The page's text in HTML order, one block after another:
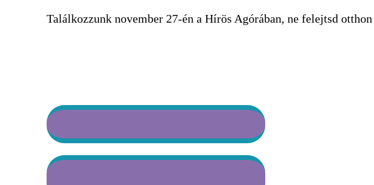
Találkozzunk november 27-én a Hírös Agórában, ne felejtsd